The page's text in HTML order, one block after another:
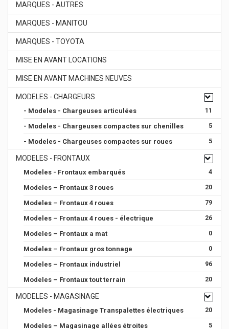
MARQUES - AUTRES
MARQUES - MANITOU
MARQUES - TOYOTA
MISE EN AVANT LOCATIONS
MISE EN AVANT MACHINES NEUVES
MODELES - CHARGEURS
- Modeles - Chargeuses articulées 11
- Modeles - Chargeuses compactes sur chenilles 5
- Modeles - Chargeuses compactes sur roues 5
MODELES - FRONTAUX
Modeles - Frontaux embarqués 4
Modeles – Frontaux 3 roues 20
Modeles – Frontaux 4 roues 79
Modeles – Frontaux 4 roues - électrique 26
Modeles – Frontaux a mat 0
Modeles – Frontaux gros tonnage 0
Modeles – Frontaux industriel 96
Modeles – Frontaux tout terrain 20
MODELES - MAGASINAGE
Modeles - Magasinage Transpalettes électriques 20
Modeles – Magasinage allées étroites 5